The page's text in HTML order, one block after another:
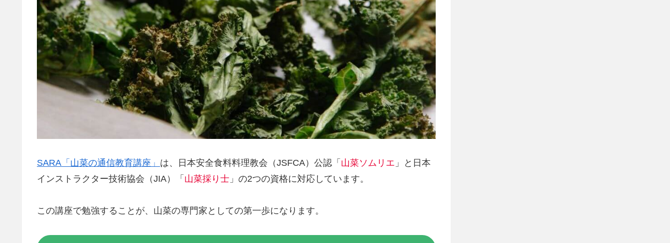
SARA「山菜の通信教育講座」 は、日本安全食料料理教会（JSFCA）公認「 山菜ソムリエ 」と日本
インストラクター技術協会（JIA）「 山菜採り士 」の2つの資格に対応しています。
この講座で勉強することが、山菜の専門家としての第一歩になります。